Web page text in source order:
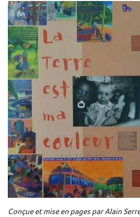
Conçue et mise en pages par Alain